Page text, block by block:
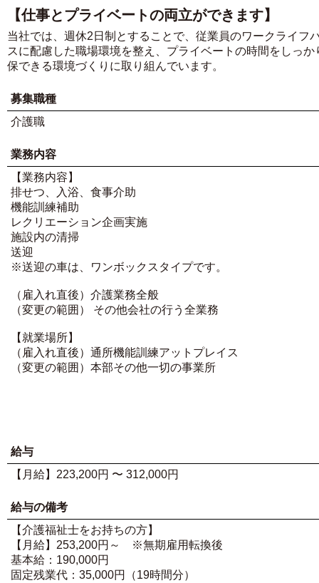
【仕事とプライベートの両立ができます】
当社では、週休2日制とすることで、従業員のワークライフ
スに配慮した職場環境を整え、プライベートの時間をしっか
保できる環境づくりに取り組んでいます。
募集職種
介護職
業務内容
【業務内容】
排せつ、入浴、食事介助
機能訓練補助
レクリエーション企画実施
施設内の清掃
送迎
※送迎の車は、ワンボックスタイプです。
（雇入れ直後）介護業務全般
（変更の範囲） その他会社の行う全業務
【就業場所】
（雇入れ直後）通所機能訓練アットプレイス
（変更の範囲）本部その他一切の事業所
給与
【月給】223,200円 〜 312,000円
給与の備考
【介護福祉士をお持ちの方】
【月給】253,200円～ ※無期雇用転換後
基本給：190,000円
固定残業代：35,000円（19時間分）